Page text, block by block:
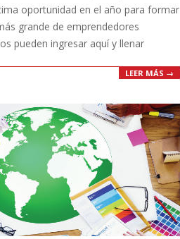
oportunidad en el año para formar
grande de emprendedores
pueden ingresar aquí y llenar
LEER MÁS →